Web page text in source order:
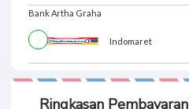
Bank Artha Graha
Indomaret
Ringkasan Pembayaran